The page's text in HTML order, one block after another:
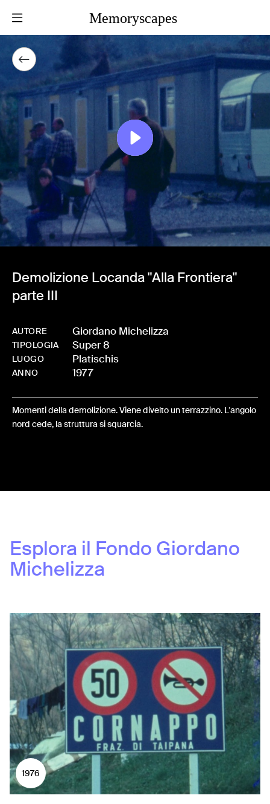
Memoryscapes
Demolizione Locanda "Alla Frontiera"
parte III
AUTORE Giordano Michelizza
TIPOLOGIA Super 8
LUOGO Platischis
ANNO 1977
Momenti della demolizione. Viene divelto un terrazzino. L'angolo
nord cede, la struttura si squarcia.
Esplora il Fondo Giordano
Michelizza
1976